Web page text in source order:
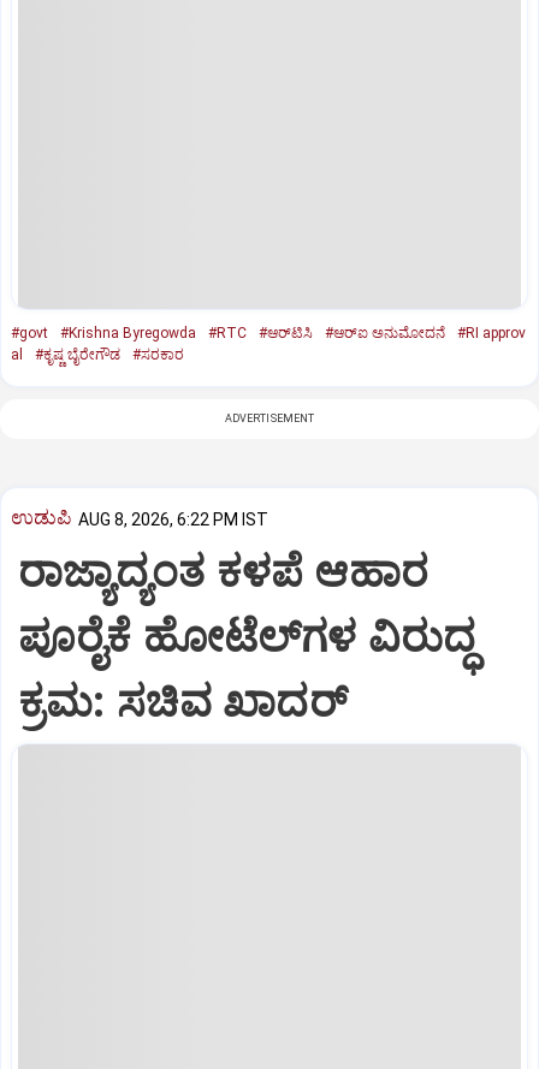
#govt #Krishna Byregowda #RTC #ಆರ್‌ಟಿಸಿ #ಆರ್‌ಐ ಅನುಮೋದನೆ
#RI approv
al
#ಕೃಷ್ಣ ಬೈರೇಗೌಡ #ಸರಕಾರ
ADVERTISEMENT
ಉಡುಪಿ AUG 8, 2026, 6:22 PM IST
ರಾಜ್ಯಾದ್ಯಂತ ಕಳಪೆ ಆಹಾರ
ಪೂರೈಕೆ ಹೋಟೆಲ್‌ಗಳ ವಿರುದ್ಧ
ಕ್ರಮ: ಸಚಿವ ಖಾದರ್